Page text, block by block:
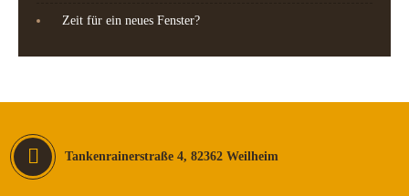
Zeit für ein neues Fenster?
Tankenrainerstraße 4, 82362 Weilheim